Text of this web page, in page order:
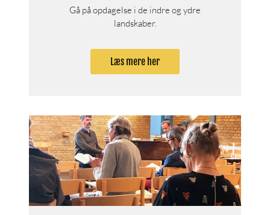
Gå på opdagelse i de indre og ydre
landskaber.
Læs mere her